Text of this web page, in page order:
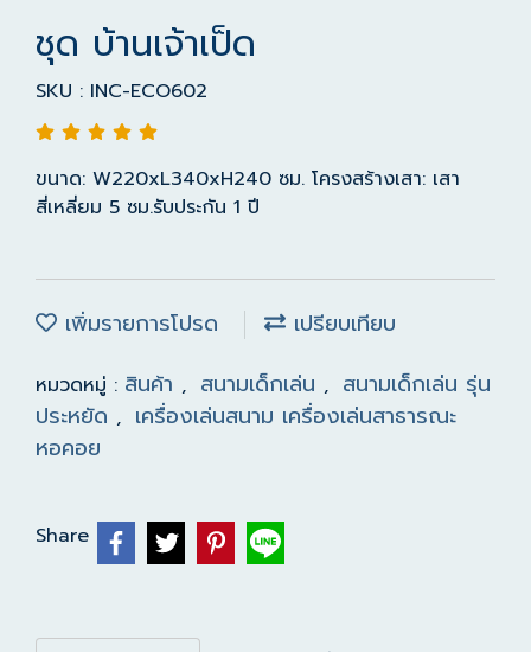
ชุด บ้านเจ้าเป็ด
SKU : INC-ECO602
ขนาด: W220xL340xH240 ซม. โครงสร้างเสา: เสา
สี่เหลี่ยม 5 ซม.รับประกัน 1 ปี
เพิ่มรายการโปรด เปรียบเทียบ
หมวดหมู่ : สินค้า , สนามเด็กเล่น , สนามเด็กเล่น รุ่น
ประหยัด , เครื่องเล่นสนาม เครื่องเล่นสาธารณะ
หอคอย
Share